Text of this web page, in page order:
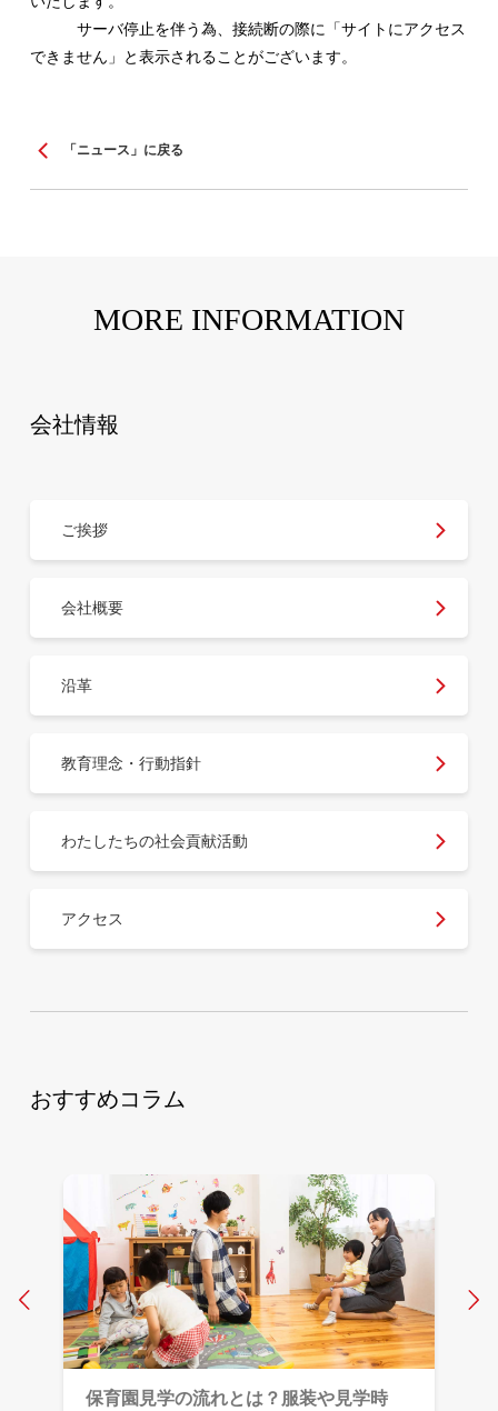
サーバ停止を伴う為、接続断の際に「サイトにアクセス
できません」と表示されることがございます。
「ニュース」に戻る
MORE INFORMATION
会社情報
ご挨拶
会社概要
沿革
教育理念・行動指針
わたしたちの社会貢献活動
アクセス
おすすめコラム
保育園見学の流れとは？服装や見学時